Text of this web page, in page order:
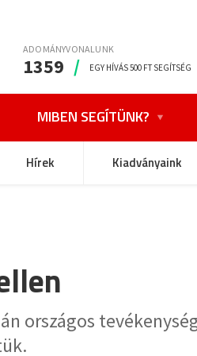
ADOMÁNYVONALUNK
1359 / EGY HÍVÁS 500 FT SEGÍTSÉG
MIBEN SEGÍTÜNK?
Hírek Kiadványaink
országos